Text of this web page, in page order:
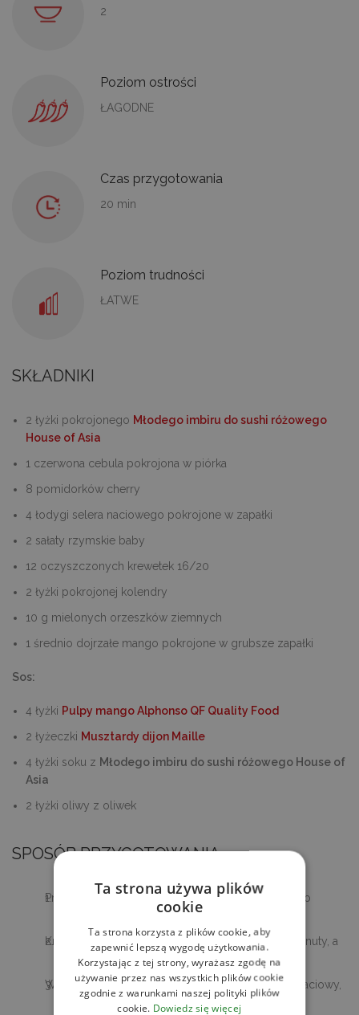
2
Poziom ostrości
ŁAGODNE
Czas przygotowania
20 min
Poziom trudności
ŁATWE
SKŁADNIKI
2 łyżki pokrojonego Młodego imbiru do sushi różowego
House of Asia
1 czerwona cebula pokrojona w piórka
8 pomidorków cherry
4 łodygi selera naciowego pokrojone w zapałki
2 sałaty rzymskie baby
12 oczyszczonych krewetek 16/20
2 łyżki pokrojonej kolendry
10 g mielonych orzeszków ziemnych
1 średnio dojrzałe mango pokrojone w grubsze zapałki
Sos:
4 łyżki Pulpy mango Alphonso QF Quality Food
2 łyżeczki Musztardy dijon Maille
4 łyżki soku z Młodego imbiru do sushi różowego House of
Asia
2 łyżki oliwy z oliwek
SPOSÓB PRZYGOTOWANIA
Przygotuj sos: wymieszaj dokładnie wszystkie jego
Krewetki zblanszuj we wrzącej wodzie przez 2 minuty, a
następnie zahartuj w wodzie z lodem.
W dużej misce wymieszaj mango, cebulę, seler naciowy,
pomidorki, imbir marynowany oraz kolendrę,
Ta strona używa plików
cookie
Ta strona korzysta z plików cookie, aby
zapewnić lepszą wygodę użytkowania.
Korzystając z tej strony, wyrażasz zgodę na
używanie przez nas wszystkich plików cookie
zgodnie z warunkami naszej polityki plików
cookie. Dowiedz się więcej